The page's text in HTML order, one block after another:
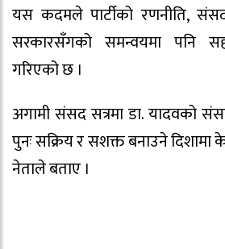
यस कदमले पार्टीको रणनीति,
सरकारसँगको समन्वयमा पनि
गरिएको छ ।
अगामी संसद सत्रमा डा. यादवको
पुनः सक्रिय र सशक्त बनाउने दिशामा
नेताले बताए ।